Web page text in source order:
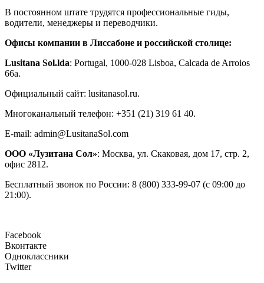
В постоянном штате трудятся профессиональные гиды,
водители, менеджеры и переводчики.
Офисы компании в Лиссабоне и российской столице:
Lusitana Sol.lda: Portugal, 1000-028 Lisboa, Calcada de Arroios
66a.
Официальный сайт: lusitanasol.ru.
Многоканальный телефон: +351 (21) 319 61 40.
E-mail: admin@LusitanaSol.com
ООО «Лузитана Сол»: Москва, ул. Скаковая, дом 17, стр. 2,
офис 2812.
Бесплатный звонок по России: 8 (800) 333-99-07 (с 09:00 до
21:00).
Facebook
Вконтакте
Одноклассники
Twitter